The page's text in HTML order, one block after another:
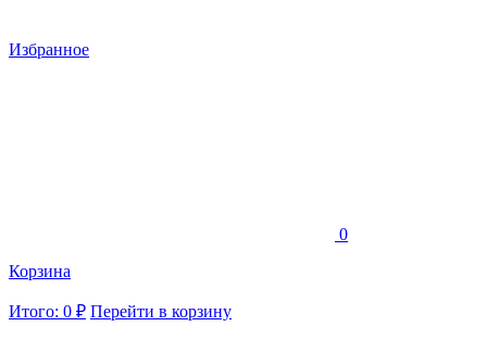
Избранное
0
Корзина
Итого: 0 ₽ Перейти в корзину